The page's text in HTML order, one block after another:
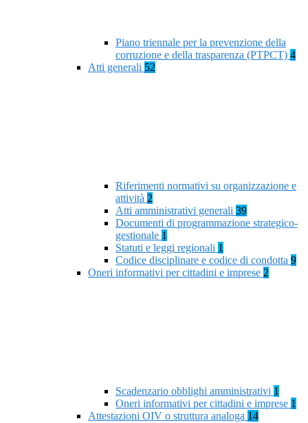
Piano triennale per la prevenzione della
corruzione e della trasparenza (PTPCT) 4
Atti generali 52
Riferimenti normativi su organizzazione e
attività 2
Atti amministrativi generali 39
Documenti di programmazione strategico-
gestionale 1
Statuti e leggi regionali 1
Codice disciplinare e codice di condotta 9
Oneri informativi per cittadini e imprese 2
Scadenzario obblighi amministrativi 1
Oneri informativi per cittadini e imprese 1
Attestazioni OIV o struttura analoga 14